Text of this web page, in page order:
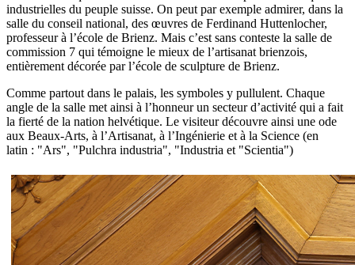
industrielles du peuple suisse. On peut par exemple admirer, dans la
salle du conseil national, des œuvres de Ferdinand Huttenlocher,
professeur à l’école de Brienz. Mais c’est sans conteste la salle de
commission 7 qui témoigne le mieux de l’artisanat brienzois,
entièrement décorée par l’école de sculpture de Brienz.
Comme partout dans le palais, les symboles y pullulent. Chaque
angle de la salle met ainsi à l’honneur un secteur d’activité qui a fait
la fierté de la nation helvétique. Le visiteur découvre ainsi une ode
aux Beaux-Arts, à l’Artisanat, à l’Ingénierie et à la Science (en
latin : "Ars", "Pulchra industria", "Industria et "Scientia")